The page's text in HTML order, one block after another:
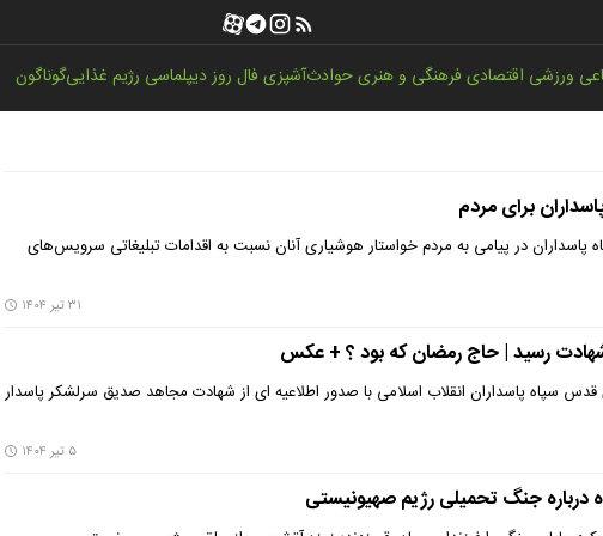
ورزشی اقتصادیفرهنگی و هنریحوادثآشپزیفال روزدیپلماسی رژیم غذاییگوناگون
برای مردم
پاسداران در پیامی به مردم خواستار هوشیاری آنان نسبت به اقدامات تبلیغاتی سرویس‌های
۳۱ تیر ۱۴۰۴
شهادت رسید | حاج رمضان که بود ؟ + عکس
سپاه پاسداران انقلاب اسلامی با صدور اطلاعیه ای از شهادت مجاهد صدیق سرلشکر پاسدار
۵ تیر ۱۴۰۴
درباره جنگ تحمیلی رژیم صهیونیستی